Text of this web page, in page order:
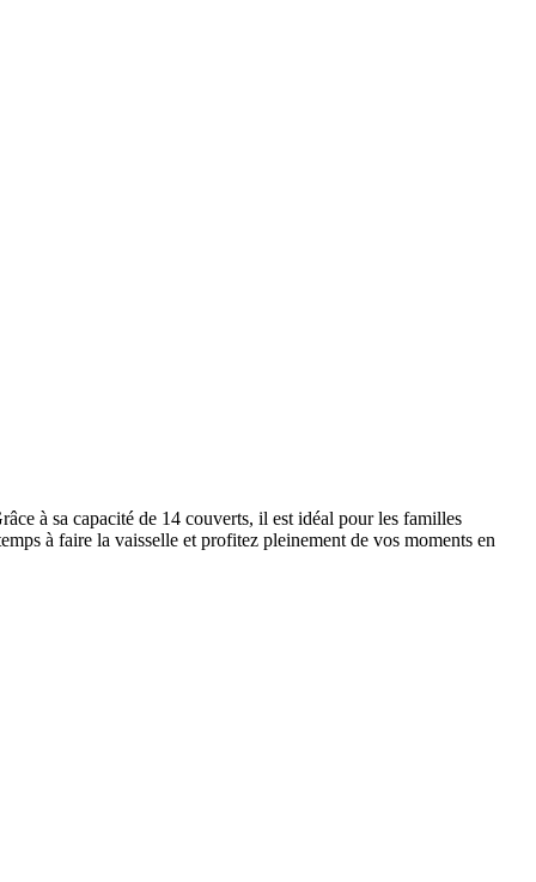
à sa capacité de 14 couverts, il est idéal pour les familles
à faire la vaisselle et profitez pleinement de vos moments en